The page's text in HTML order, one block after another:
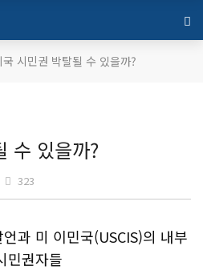
국 시민권 박탈될 수 있을까?
수 있을까?
323
과 미 이민국(USCIS)의 내부
민권자들